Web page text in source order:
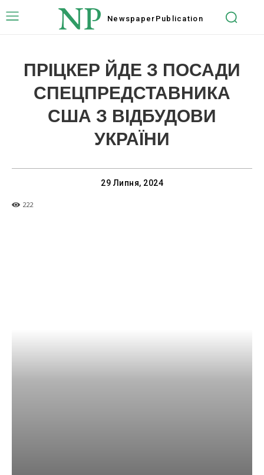
NP Newspaper Publication
ПРІЦКЕР ЙДЕ З ПОСАДИ
CПЕЦПРЕДСТАВНИКА
США З ВІДБУДОВИ
УКРАЇНИ
29 Липня, 2024
222